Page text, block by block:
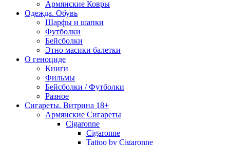
Армянские Ковры
Одежда. Обувь
Шарфы и шапки
Футболки
Бейсболки
Этно масики балетки
О геноциде
Книги
Фильмы
Бейсболки / Футболки
Разное
Сигареты. Витрина 18+
Армянские Сигареты
Cigaronne
Cigaronne
Tattoo by Cigaronne